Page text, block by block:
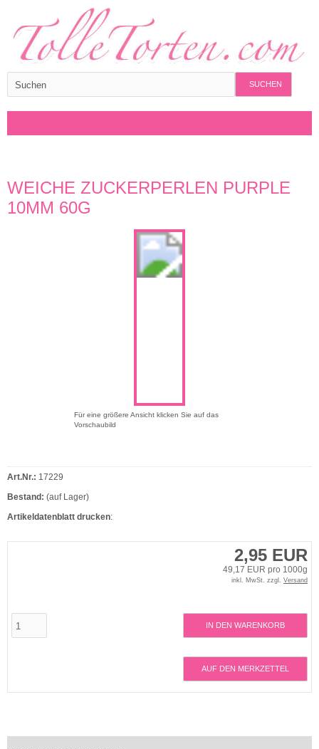
SUCHEN
WEICHE ZUCKERPERLEN PURPLE
10MM 60G
Für eine größere Ansicht klicken Sie auf das
Vorschaubild
2,95 EUR
49,17 EUR pro 1000g
inkl. MwSt. zzgl. Versand
IN DEN WARENKORB
AUF DEN MERKZETTEL
Art.Nr.: 17229
Bestand: (auf Lager)
Artikeldatenblatt drucken: